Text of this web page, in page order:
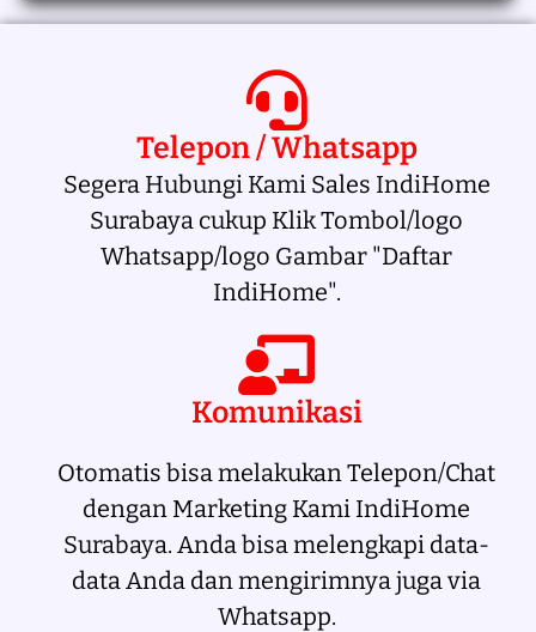
Telepon / Whatsapp
Segera Hubungi Kami Sales IndiHome
Surabaya cukup Klik Tombol/logo
Whatsapp/logo Gambar "Daftar
IndiHome".
Komunikasi
Otomatis bisa melakukan Telepon/Chat
dengan Marketing Kami IndiHome
Surabaya. Anda bisa melengkapi data-
data Anda dan mengirimnya juga via
Whatsapp.